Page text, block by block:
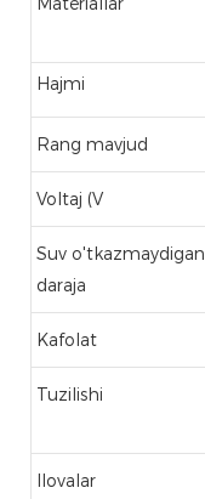
Hajmi
Rang mavjud
Voltaj (V
Suv o'tkazmaydigan
daraja
Kafolat
Tuzilishi
Ilovalar